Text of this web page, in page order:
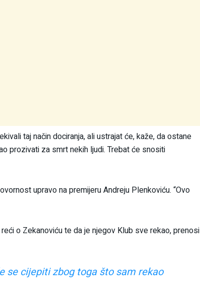
taj način dociranja, ali ustrajat će, kaže, da ostane
prozivati za smrt nekih ljudi. Trebat će snositi
upravo na premijeru Andreju Plenkoviću. “Ovo
o Zekanoviću te da je njegov Klub sve rekao, prenosi
se cijepiti zbog toga što sam rekao